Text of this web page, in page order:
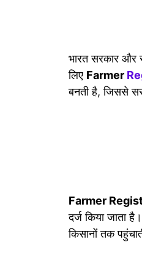
भारत सरकार और
लिए Farmer
बनती है, जिससे
Farmer
दर्ज किया जाता
किसानों तक